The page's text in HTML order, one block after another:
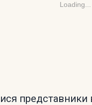
Loading...
представники